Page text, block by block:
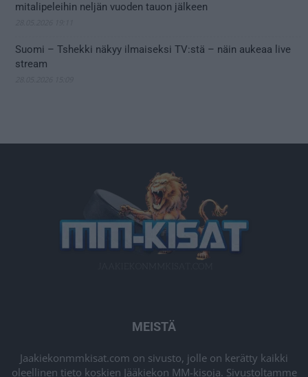
mitalipeleihin neljän vuoden tauon jälkeen
Suomi – Tshekki näkyy ilmaiseksi TV:stä – näin aukeaa live
stream
MEISTÄ
Jaakiekonmmkisat.com on sivusto, jolle on kerätty kaikki
oleellinen tieto koskien Jääkiekon MM-kisoja. Sivustoltamme